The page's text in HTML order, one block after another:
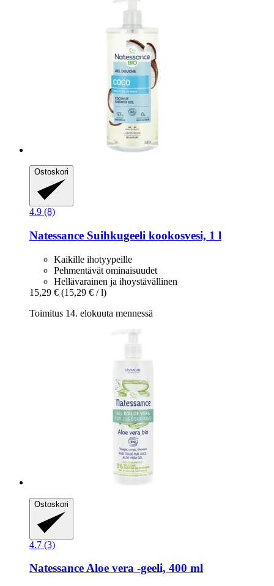
Ostoskori
4.9 (8)
Natessance Suihkugeeli kookosvesi, 1 l
Kaikille ihotyypeille
Pehmentävät ominaisuudet
Hellävarainen ja ihoystävällinen
15,29 € (15,29 € / l)
Toimitus 14. elokuuta mennessä
Ostoskori
4.7 (3)
NatessanceAloe vera -​geeli, 400 ml